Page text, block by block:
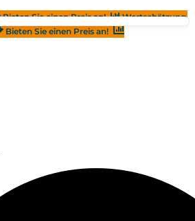
Bieten Sie einen Preis an!
Wertschätzung
Bieten Sie einen Preis an!